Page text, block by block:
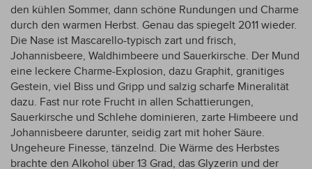
den kühlen Sommer, dann schöne Rundungen und Charme
durch den warmen Herbst. Genau das spiegelt 2011 wieder.
Die Nase ist Mascarello-typisch zart und frisch,
Johannisbeere, Waldhimbeere und Sauerkirsche. Der Mund
eine leckere Charme-Explosion, dazu Graphit, granitiges
Gestein, viel Biss und Gripp und salzig scharfe Mineralität
dazu. Fast nur rote Frucht in allen Schattierungen,
Sauerkirsche und Schlehe dominieren, zarte Himbeere und
Johannisbeere darunter, seidig zart mit hoher Säure.
Ungeheure Finesse, tänzelnd. Die Wärme des Herbstes
brachte den Alkohol über 13 Grad, das Glyzerin und der